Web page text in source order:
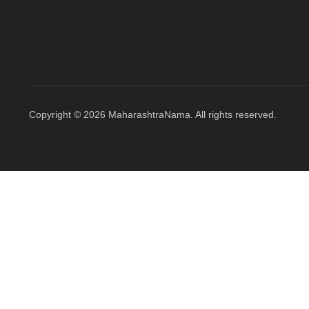
Copyright © 2026 MaharashtraNama. All rights reserved.